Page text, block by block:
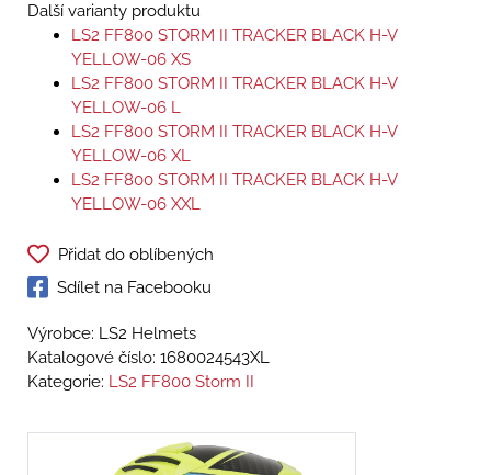
Další varianty produktu
LS2 FF800 STORM II TRACKER BLACK H-V
YELLOW-06 XS
LS2 FF800 STORM II TRACKER BLACK H-V
YELLOW-06 L
LS2 FF800 STORM II TRACKER BLACK H-V
YELLOW-06 XL
LS2 FF800 STORM II TRACKER BLACK H-V
YELLOW-06 XXL
Přidat do oblíbených
Sdílet na Facebooku
Výrobce: LS2 Helmets
Katalogové číslo: 1680024543XL
Kategorie: LS2 FF800 Storm II